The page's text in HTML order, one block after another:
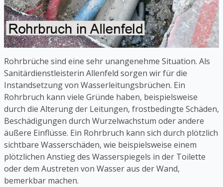
Rohrbrüche sind eine sehr unangenehme Situation. Als
Sanitärdienstleisterin Allenfeld sorgen wir für die
Instandsetzung von Wasserleitungsbrüchen. Ein
Rohrbruch kann viele Gründe haben, beispielsweise
durch die Alterung der Leitungen, frostbedingte Schäden,
Beschädigungen durch Wurzelwachstum oder andere
äußere Einflüsse. Ein Rohrbruch kann sich durch plötzlich
sichtbare Wasserschäden, wie beispielsweise einem
plötzlichen Anstieg des Wasserspiegels in der Toilette
oder dem Austreten von Wasser aus der Wand,
bemerkbar machen.